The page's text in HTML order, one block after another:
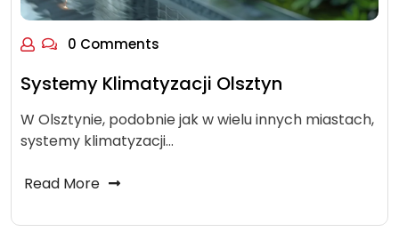
0 Comments
Systemy Klimatyzacji Olsztyn
W Olsztynie, podobnie jak w wielu innych miastach,
systemy klimatyzacji…
Read More